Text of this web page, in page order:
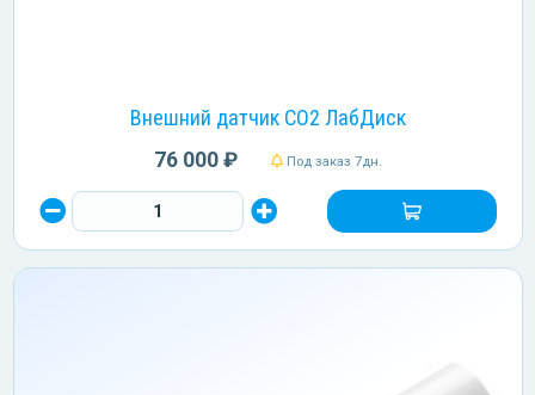
Внешний датчик CO2 ЛабДиск
76 000 ₽ Под заказ 7дн.